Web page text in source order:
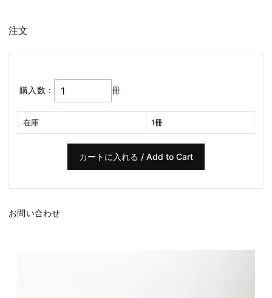
注文
購入数： 冊
在庫 1冊
お問い合わせ